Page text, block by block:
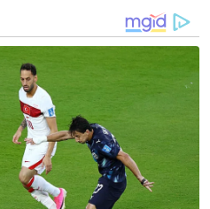
berlaku kerana laluan
berbeza," katanya.
yang diterima,
pegawai dari Balai
Semenyih telah
operasi mencari dan